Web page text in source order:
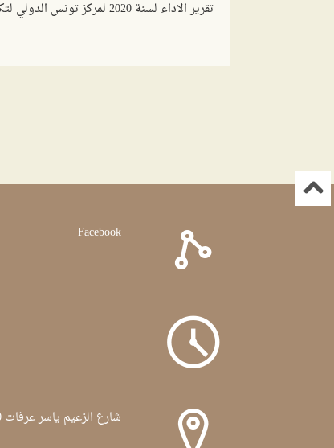
تقرير الاداء لسنة 2020 لمركز تونس الدولي لتكنولوجيا البيئة
Facebook
شارع الزعيم ياسر عرفات 1080 تونس